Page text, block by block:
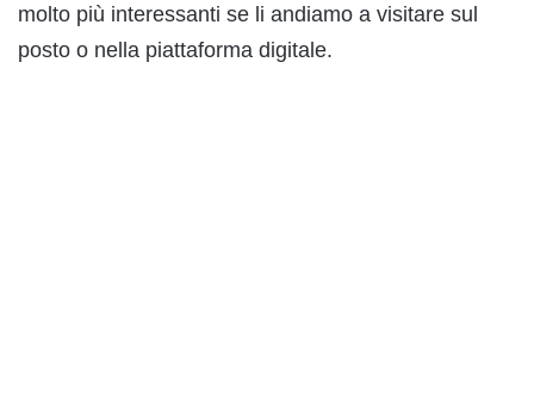
molto più interessanti se li andiamo a visitare sul
posto o nella piattaforma digitale.